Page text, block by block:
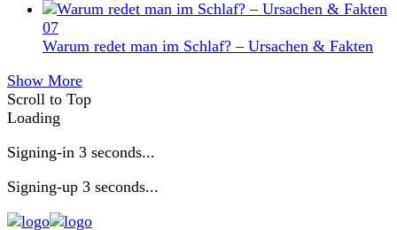
07
Warum redet man im Schlaf? – Ursachen & Fakten
Show More
Scroll to Top
Loading
Signing-in 3 seconds...
Signing-up 3 seconds...